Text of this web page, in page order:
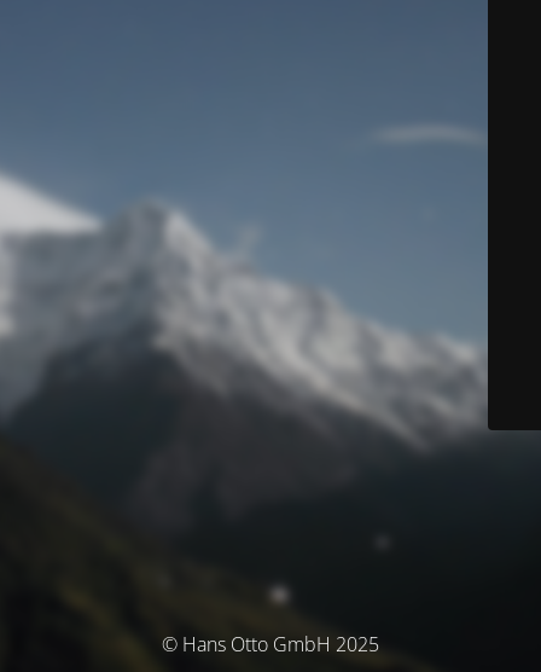
© Hans Otto GmbH 2025